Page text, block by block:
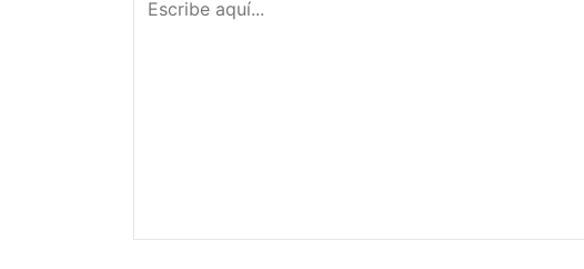
aquí...